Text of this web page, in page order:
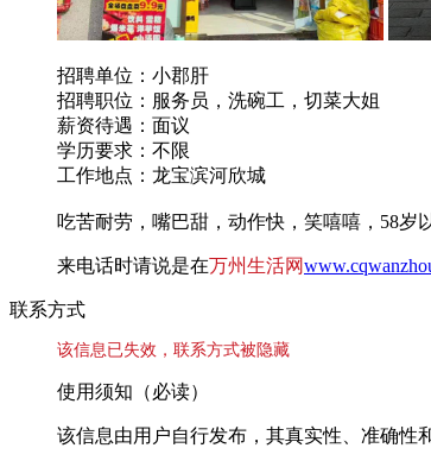
招聘单位：小郡肝
招聘职位：服务员，洗碗工，切菜大姐
薪资待遇：面议
学历要求：不限
工作地点：龙宝滨河欣城
吃苦耐劳，嘴巴甜，动作快，笑嘻嘻，58岁
来电话时请说是在万州生活网
联系方式
该信息已失效，联系方式被隐藏
使用须知（必读）
该信息由用户自行发布，其真实性、准确性